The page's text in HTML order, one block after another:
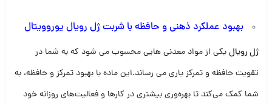
بهبود عملکرد ذهنی و حافظه با شربت ژل رویال یوروویتال
ژل رویالیکی از مواد معدنی هایی محسوب می شود که به شما در
تقویت حافظه و تمرکز یاری می رساند.این ماده با بهبود تمرکز و حافظه، به
شما کمک می‌کند تا بهره‌وری بیشتری در کارها و فعالیت‌های روزانه خود